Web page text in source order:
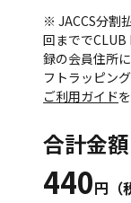
※ JACCS分割
回までで
録の会員住所
フトラッピン
ご利用ガイド
合計金額
440円（